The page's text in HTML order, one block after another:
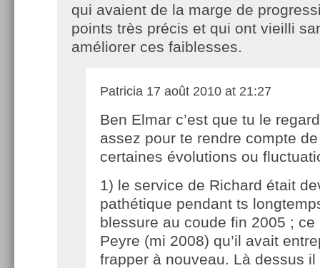
qui avaient de la marge de
points très précis et qui ont vieilli
améliorer ces faiblesses.
Patricia 17 août 2010 at 21:27
Ben Elmar c’est que tu le
assez pour te rendre compte de
certaines évolutions ou
1) le service de Richard était
pathétique pendant ts
blessure au coude fin 2005 ; ce
Peyre (mi 2008) qu’il avait
frapper à nouveau. Là dessus